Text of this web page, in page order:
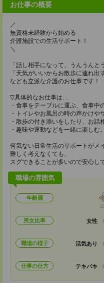
お仕事の概要
／
無資格未経験から始める
介護施設での生活サポート！
＼
「話し相手になって、うんうんと
「天気がいいからお散歩に連れ出す
なども立派な介護のお仕事です！
▽具体的なお仕事は…
・食事をテーブルに運ぶ、食事中
・トイレやお風呂の時の声かけや
・散歩の付き添いをしたり、お話
・趣味や運動などを一緒に楽しむ。
何気ない日常生活のサポートがメ
難しく考えなくても、
スグできることが多いので安心し
職場の雰囲気
年齢層
男女比率 女性
職場の様子 活気あり
仕事の仕方 テキパキ